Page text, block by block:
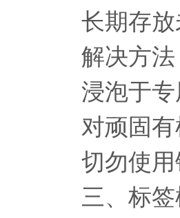
长期存放
解决方法
浸泡于专
对顽固有
切勿使用
三、标签